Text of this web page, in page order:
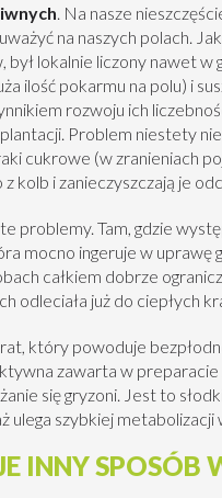
. Na nasze
na naszych polach.
lokalnie liczony nawet
ilość pokarmu na polu) i
rozwoju ich
Problem niestety
cukrowe (w zranieniach
kolb i zanieczyszczają je
problemy. Tam, gdzie
mocno ingeruje w
całkiem dobrze
odleciała już do ciepłych
który powoduje
zawarta w
się gryzoni. Jest to
szybkiej metabolizacji
INNY